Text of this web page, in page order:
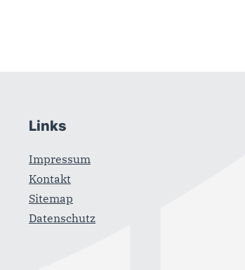
Links
Impressum
Kontakt
Sitemap
Datenschutz